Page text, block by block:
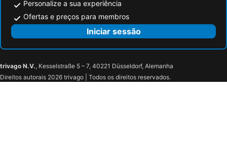
Personalize a sua experiência
Ofertas e preços para membros
Iniciar sessão
trivago N.V., Kesselstraße 5 – 7, 40221 Düsseldorf, Alemanha
Direitos autorais 2026 trivago | Todos os direitos reservados.